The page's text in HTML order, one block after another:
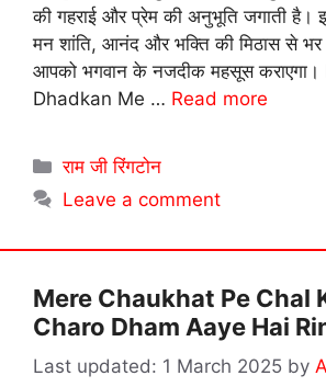
की गहराई और प्रेम की अनुभूति जगाती
मन शांति, आनंद और भक्ति की मिठास से भर
आपको भगवान के नजदीक महसूस
Dhadkan Me … Read more
Categories
राम जी रिंगटोन
Leave a comment
Mere Chaukhat Pe Chal
Charo Dham Aaye Hai
1 March 2025 by